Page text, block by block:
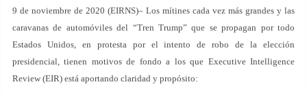
9 de noviembre de 2020 (EIRNS)– Los mítines cada vez más grandes y las
caravanas de automóviles del “Tren Trump” que se propagan por todo
Estados Unidos, en protesta por el intento de robo de la elección
presidencial, tienen motivos de fondo a los que Executive Intelligence
Review (EIR) está aportando claridad y propósito: